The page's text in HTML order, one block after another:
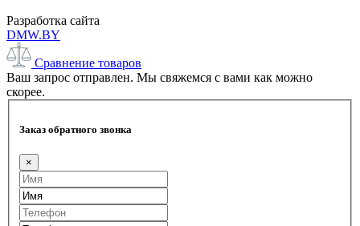
Разработка сайта
DMW.BY
Сравнение товаров
Ваш запрос отправлен. Мы свяжемся с вами как можно
скорее.
Заказ обратного звонка
×